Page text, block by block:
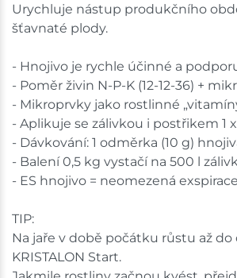
Skladem na prodejně - doručení
Skladem na prodejně - doručení
Skladové množství na prodejnách je
Ceny na prodejnách se mohou lišit
Urychluje nástup produkčního
šťavnaté plody.
- Hnojivo je rychle účinné a
- Poměr živin N-P-K (12-12-36) +
- Mikroprvky jako rostlinné
- Aplikuje se zálivkou i postřikem 1
- Dávkování: 1 odměrka (10 g)
- Balení 0,5 kg vystačí na 500 l
- ES hnojivo = neomezená
TIP:
Na jaře v době počátku růstu až
KRISTALON Start.